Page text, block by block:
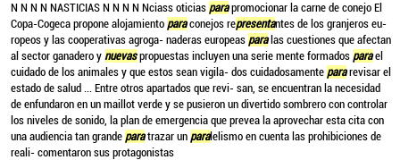
N N N N NASTICIAS N N N N Nciass oticias parapromocionar la carne de conejo El
Copa-Cogeca propone alojamiento paraconejos representantes de los granjeros eu-
ropeos y las cooperativas agroga- naderas europeas paralas cuestiones que afectan
al sector ganadero y nuevaspropuestas incluyen una serie mente formados parael
cuidado de los animales y que estos sean vigila- dos cuidadosamente pararevisar el
estado de salud ... Entre otros apartados que revi- san, se encuentran la necesidad
de enfundaron en un maillot verde y se pusieron un divertido sombrero con controlar
los niveles de sonido, la plan de emergencia que prevea la aprovechar esta cita con
una audiencia tan grande paratrazar un paralelismo en cuenta las prohibiciones de
reali- comentaron sus protagonistas